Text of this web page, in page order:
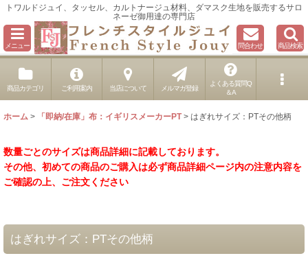
トワルドジュイ、タッセル、カルトナージュ材料、ダマスク生地を販売するサロ
ネーゼ御用達の専門店
メニュー 問合わせ 商品検索
商品カテゴリ ご利用案内 当店について メルマガ登録
よくある質問Q
＆A
ホーム > 「即納/在庫」布：イギリスメーカーPT > はぎれサイズ：PTその他柄
数量ごとのサイズは商品詳細に記載しております。
その他、初めての商品のご購入は必ず商品詳細ページ内の注意内容を
ご確認の上、ご注文ください
はぎれサイズ：PTその他柄